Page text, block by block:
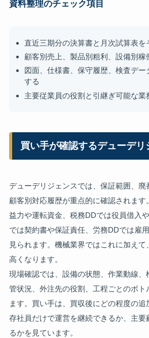
資料整理のチェック項目
直近三期分の決算書と月次試算表を
顧客別売上、製品別粗利、設備別稼
図面、仕様書、保守履歴、検査デー
する
主要従業員の役割と引継ぎ可能な業
買い手が確認するデューデリ
デューデリジェンスでは、保証範囲、廃
顧客別対応履歴が重点的に確認されます
益力や運転資金、税務DDでは役員借入
では契約書や保証責任、労務DDでは雇
見られます。機械業界ではこれに加え
高くなります。
現場確認では、設備の状態、作業動線、
管状況、外注先の役割、工程ごとのボト
ます。買い手は、買収後にどの程度の
存社員だけで運営を継続できるか、主要
るかを見ています。